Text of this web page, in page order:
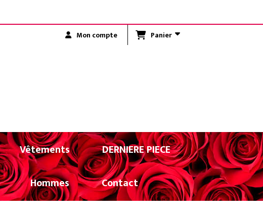
Mon compte Panier
Vêtements
DERNIERE PIECE
Hommes Contact